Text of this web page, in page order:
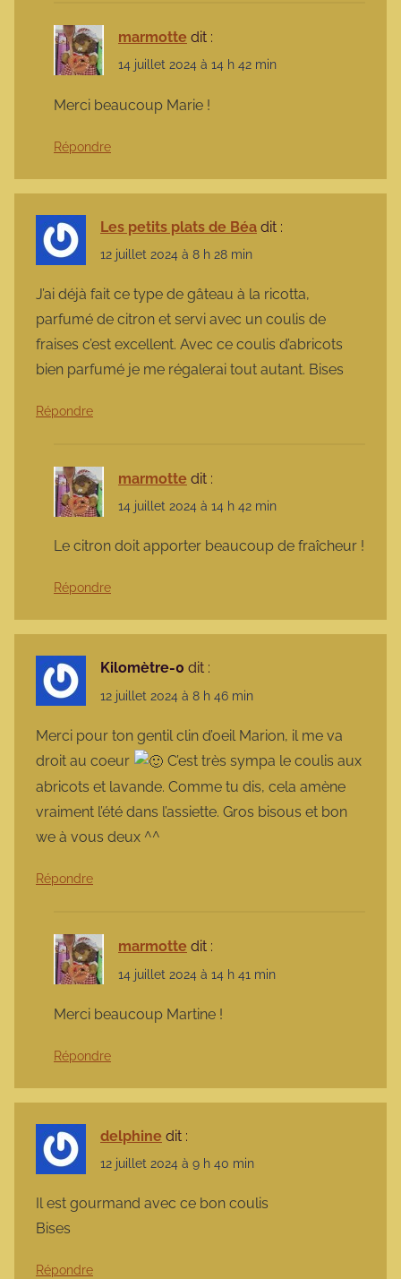
marmotte dit :
14 juillet 2024 à 14 h 42 min
Merci beaucoup Marie !
Répondre
Les petits plats de Béa dit :
12 juillet 2024 à 8 h 28 min
J’ai déjà fait ce type de gâteau à la ricotta,
parfumé de citron et servi avec un coulis de
fraises c’est excellent. Avec ce coulis d’abricots
bien parfumé je me régalerai tout autant. Bises
Répondre
marmotte dit :
14 juillet 2024 à 14 h 42 min
Le citron doit apporter beaucoup de fraîcheur !
Répondre
Kilomètre-0 dit :
12 juillet 2024 à 8 h 46 min
Merci pour ton gentil clin d’oeil Marion, il me va
droit au coeur
C’est très sympa le coulis aux
abricots et lavande. Comme tu dis, cela amène
vraiment l’été dans l’assiette. Gros bisous et bon
we à vous deux ^^
Répondre
marmotte dit :
14 juillet 2024 à 14 h 41 min
Merci beaucoup Martine !
Répondre
delphine dit :
12 juillet 2024 à 9 h 40 min
Il est gourmand avec ce bon coulis
Bises
Répondre